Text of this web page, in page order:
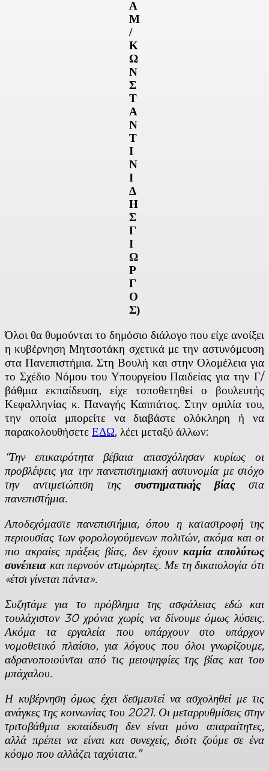
Α
Μ
/
Κ
Ω
Ν
Σ
Τ
Α
Ν
Τ
Ι
Ν
Ι
Δ
Η
Σ
Γ
Ι
Ω
Ρ
Γ
Ο
Σ)
Όλοι θα θυμούνται το δημόσιο διάλογο που είχε ανοίξει
η κυβέρνηση Μητσοτάκη σχετικά με την αστυνόμευση
στα Πανεπιστήμια. Στη Βουλή και στην Ολομέλεια για
το Σχέδιο Νόμου του Υπουργείου Παιδείας για την Γ/
βάθμια εκπαίδευση, είχε τοποθετηθεί ο βουλευτής
Κεφαλληνίας κ. Παναγής Καππάτος. Στην ομιλία του,
την οποία μπορείτε να διαβάστε ολόκληρη ή να
παρακολουθήσετε ΕΔΩ, λέει μεταξύ άλλων:
“Την επικαιρότητα βέβαια απασχόλησαν κυρίως οι
προβλέψεις για την πανεπιστημιακή αστυνομία με στόχο
την αντιμετώπιση τηςσυστηματικής βίαςστα
πανεπιστήμια.
Αποδεχόμαστε πανεπιστήμια, όπου η καταστροφή της
περιουσίας των φορολογούμενων πολιτών, ακόμα και οι
πιο ακραίες πράξεις βίας, δεν έχουν καμία απολύτως
συνέπεια και περνούν ατιμώρητες. Με τη δικαιολογία ότι
«έτσι γίνεται πάντα».
Συζητάμε για το πρόβλημα της ασφάλειας εδώ και
τουλάχιστον 30 χρόνια χωρίς να δίνουμε όμως λύσεις.
Ακόμα τα εργαλεία που υπάρχουν στο υπάρχον
νομοθετικό πλαίσιο, για λόγους που όλοι γνωρίζουμε,
αδρανοποιούνται από τις μειοψηφίες της βίας και του
μπάχαλου.
Η κυβέρνηση όμως έχει δεσμευτεί να ασχοληθεί με τις
ανάγκες της κοινωνίας του 2021. Οι μεταρρυθμίσεις στην
τριτοβάθμια εκπαίδευση δεν είναι μόνο απαραίτητες,
αλλά πρέπει να είναι και συνεχείς, διότι ζούμε σε ένα
κόσμο που αλλάζει ταχύτατα.”